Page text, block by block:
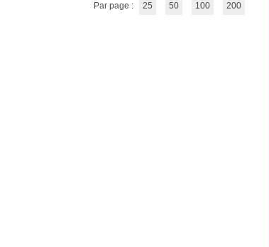
Par page : 25 50 100 200